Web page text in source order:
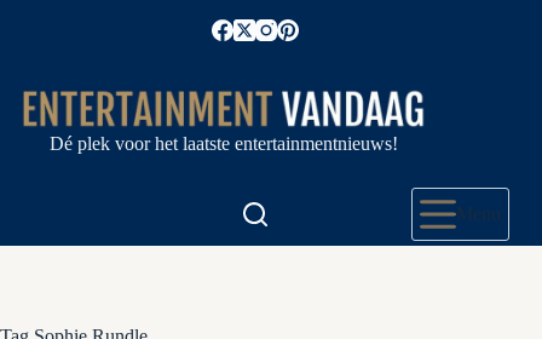
Dé plek voor het laatste entertainmentnieuws!
Menu